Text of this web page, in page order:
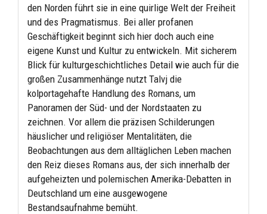
den Norden führt sie in eine quirlige Welt der Freiheit
und des Pragmatismus. Bei aller profanen
Geschäftigkeit beginnt sich hier doch auch eine
eigene Kunst und Kultur zu entwickeln. Mit sicherem
Blick für kulturgeschichtliches Detail wie auch für die
großen Zusammenhänge nutzt Talvj die
kolportagehafte Handlung des Romans, um
Panoramen der Süd- und der Nordstaaten zu
zeichnen. Vor allem die präzisen Schilderungen
häuslicher und religiöser Mentalitäten, die
Beobachtungen aus dem alltäglichen Leben machen
den Reiz dieses Romans aus, der sich innerhalb der
aufgeheizten und polemischen Amerika-Debatten in
Deutschland um eine ausgewogene
Bestandsaufnahme bemüht.